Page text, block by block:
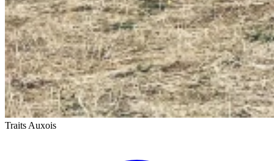
Traits Auxois